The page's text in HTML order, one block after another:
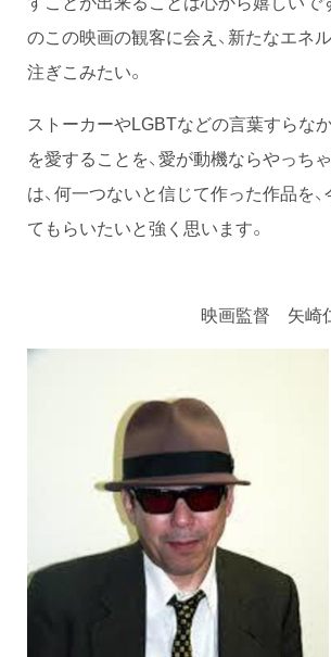
のこの映画の観客に会え、新たなエネ
注ぎこみたい。
ストーカーやLGBTなどの言葉すらな
を愛することを、愛が動機ならやっち
は、何一つないと信じて作った作品を
てもらいたいと強く思います。
映画監督 矢崎仁